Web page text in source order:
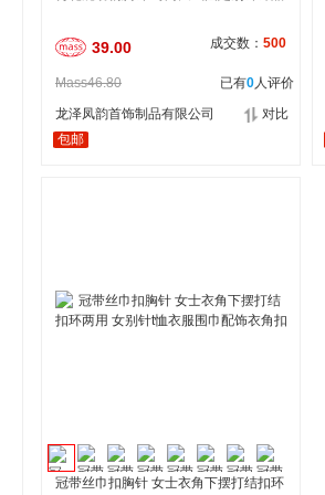
39.00 成交数： 500
Mass46.80 已有0人评价
龙泽凤韵首饰制品有限公司
对比
包邮
冠带丝巾扣胸针 女士衣角下摆打结扣环